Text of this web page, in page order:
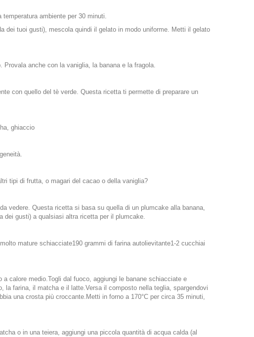
ambiente per 30 minuti.
dei tuoi gusti), mescola quindi il gelato in modo uniforme. Metti il gelato
anche con la vaniglia, la banana e la fragola.
con quello del tè verde. Questa ricetta ti permette di preparare un
ghiaccio
tipi di frutta, o magari del cacao o della vaniglia?
vedere. Questa ricetta si basa su quella di un plumcake alla banana,
dei gusti) a qualsiasi altra ricetta per il plumcake.
mature schiacciate190 grammi di farina autolievitante1-2 cucchiai
calore medio.Togli dal fuoco, aggiungi le banane schiacciate e
la farina, il matcha e il latte.Versa il composto nella teglia, spargendovi
una crosta più croccante.Metti in forno a 170°C per circa 35 minuti,
o in una teiera, aggiungi una piccola quantità di acqua calda (al